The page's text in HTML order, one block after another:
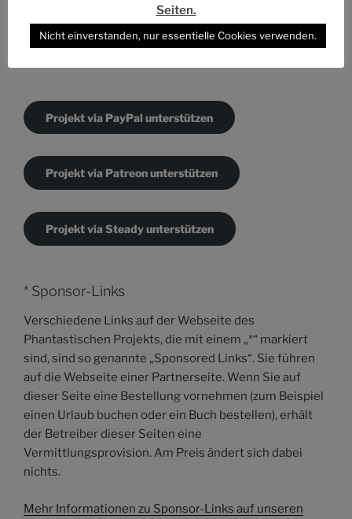
Projekt via PayPal unterstützen
Projekt via Patreon unterstützen
Projekt via Steady unterstützen
* Sponsor-Links
Verschiedene Links auf der Webseite des
Phantastischen Projekts, die mit einem „*“ markiert
sind, sind so genannte „Sponsored Links“. Sie führen
auf die Webseite einer Partnerseite. Wenn Sie auf
dieser Seite eine Bestellung vornehmen (zum Beispiel
einen Urlaub buchen oder ein Buch bestellen), erhält
der Betreiber dieser Seiten eine
Vermittlungsprovision. Am Preis ändert sich dabei
nichts.
Mehr Informationen zu Sponsor-Links auf unseren
Seiten.
Nicht einverstanden, nur essentielle Cookies verwenden.